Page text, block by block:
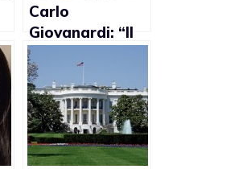
Carlo
Giovanardi: “Il
matrimonio gay
non è un diritto”